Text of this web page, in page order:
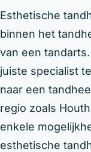
Esthetische
binnen het
van een
juiste specialist
naar een
regio zoals
enkele
esthetische